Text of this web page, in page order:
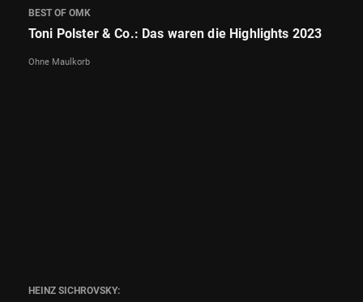
BEST OF OMK
Toni Polster & Co.: Das waren die Highlights 2023
Ohne Maulkorb
HEINZ SICHROVSKY: